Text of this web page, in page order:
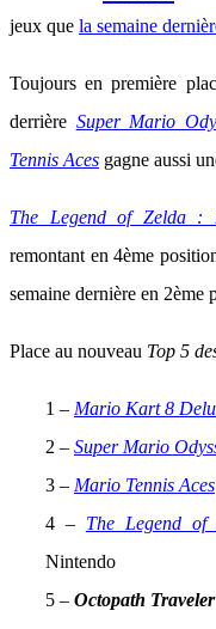
jeux que la semaine
Toujours en première
derrière Super Mario
Tennis Aces gagne aussi
The Legend of Zelda :
remontant en 4ème
semaine dernière en 2ème
Place au nouveau Top 5
1 – Mario Kart 8
2 – Super Mario
3 – Mario Tennis Aces
4 – The Legend
Nintendo
5 – Octopath Traveler